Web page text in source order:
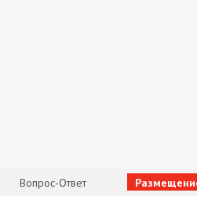
Вопрос-Ответ